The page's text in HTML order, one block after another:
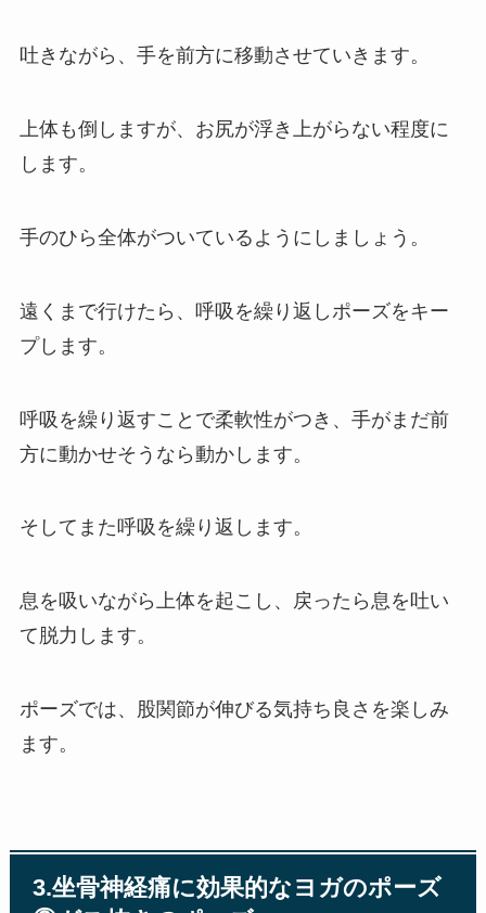
吐きながら、手を前方に移動させていきます。
上体も倒しますが、お尻が浮き上がらない程度に
します。
手のひら全体がついているようにしましょう。
遠くまで行けたら、呼吸を繰り返しポーズをキー
プします。
呼吸を繰り返すことで柔軟性がつき、手がまだ前
方に動かせそうなら動かします。
そしてまた呼吸を繰り返します。
息を吸いながら上体を起こし、戻ったら息を吐い
て脱力します。
ポーズでは、股関節が伸びる気持ち良さを楽しみ
ます。
3.坐骨神経痛に効果的なヨガのポーズ